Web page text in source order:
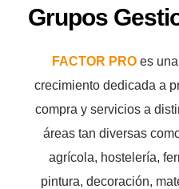
Grupos
FACTOR PROes una
crecimiento dedicada a
compra y servicios a
áreas tan diversas
agrícola, hostelería,
pintura, decoración,